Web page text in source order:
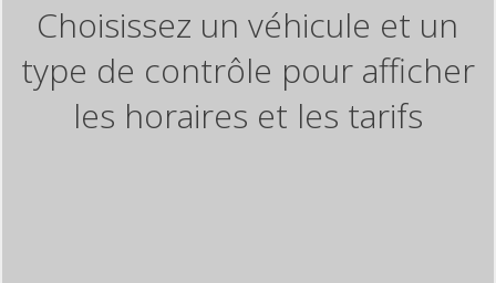
Choisissez un véhicule et un
type de contrôle pour afficher
les horaires et les tarifs